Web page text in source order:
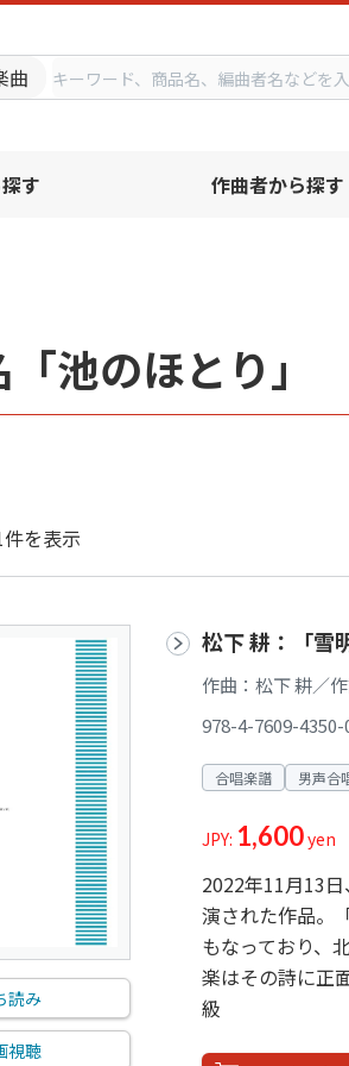
曲
す 作曲者から探す
「池のほとり
を表示
読み
視聴
松下 耕：「雪
作曲：松下 耕／
978-4-7609-4350-
合唱楽譜 男声合
JPY: 1,600yen
2022年11月13
演された作品。
もなっており、
楽はその詩に正
級